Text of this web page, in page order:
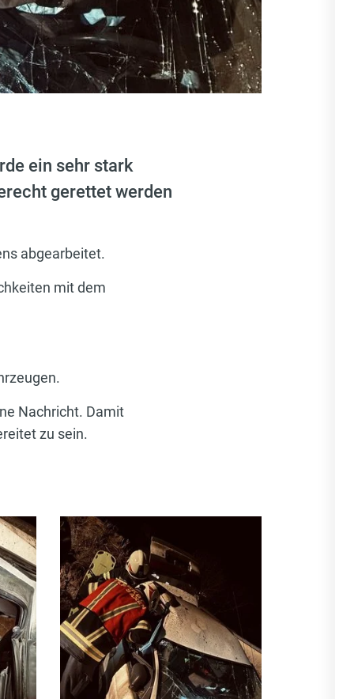
ein sehr stark
gerettet werden
abgearbeitet.
mit dem
Nachricht. Damit
zu sein.